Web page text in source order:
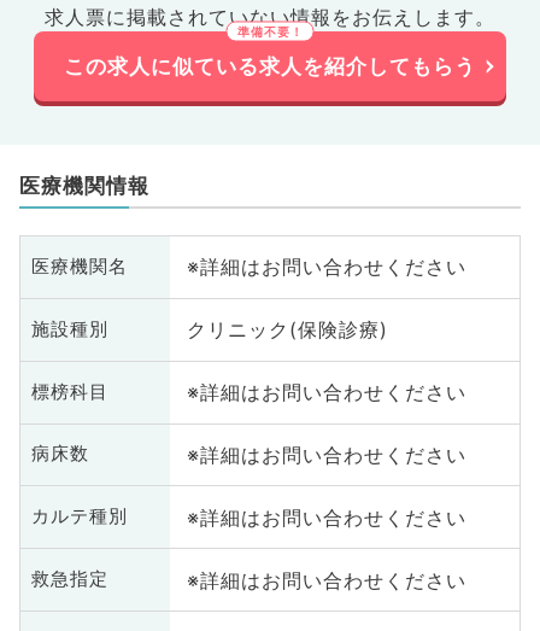
求人票に掲載されていない情報をお伝えします。
この求人に似ている求人を紹介してもらう
医療機関情報
医療機関名 ※詳細はお問い合わせください
施設種別 クリニック(保険診療)
標榜科目 ※詳細はお問い合わせください
病床数 ※詳細はお問い合わせください
カルテ種別 ※詳細はお問い合わせください
救急指定 ※詳細はお問い合わせください